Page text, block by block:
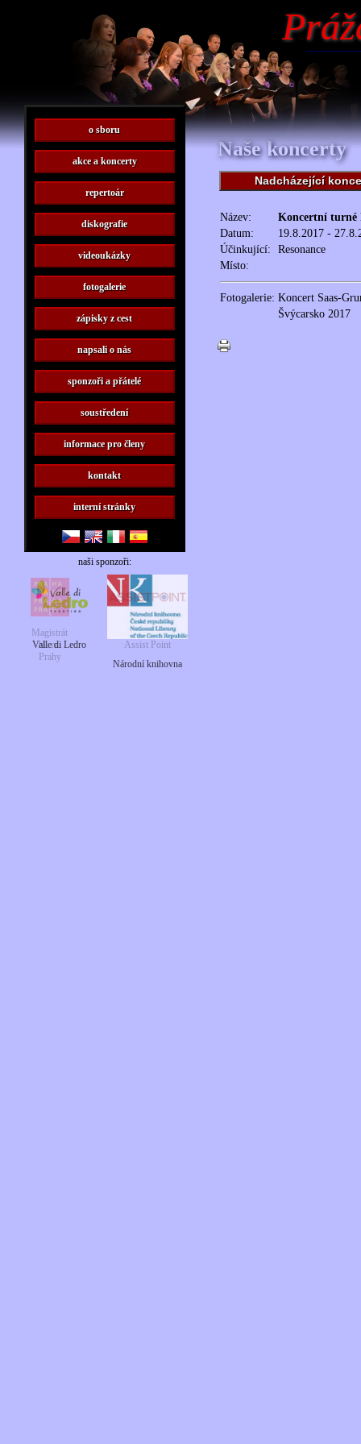
Naše koncerty
Nadcházející
Název:
Koncertní turné
Datum:
19.8.2017 -
Účinkující:
Resonance
Místo:
Fotogalerie: Koncert Saas-
Švýcarsko 2017
o sboru
akce a koncerty
repertoár
diskografie
videoukázky
fotogalerie
zápisky z cest
napsali o nás
sponzoři a přátelé
soustředení
informace pro členy
kontakt
interní stránky
naši sponzoři:
Magistrát
hl. m.
Prahy
Valle di Ledro
Assist Point
Národní knihovna